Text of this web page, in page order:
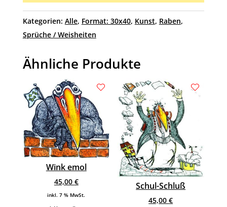
Kategorien: Alle, Format: 30x40, Kunst, Raben,
Sprüche / Weisheiten
Ähnliche Produkte
Wink emol
45,00 €
inkl. 7 % MwSt.
Schul-Schluß
45,00€